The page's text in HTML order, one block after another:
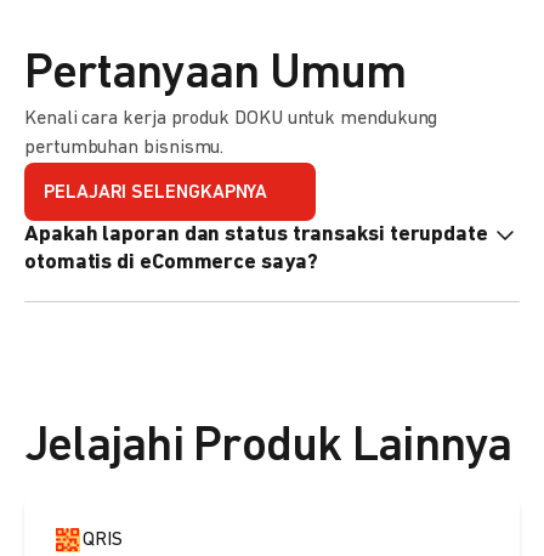
Pertanyaan Umum
Kenali cara kerja produk DOKU untuk mendukung
pertumbuhan bisnismu.
PELAJARI SELENGKAPNYA
Apakah laporan dan status transaksi terupdate
otomatis di eCommerce saya?
Jelajahi Produk Lainnya
QRIS